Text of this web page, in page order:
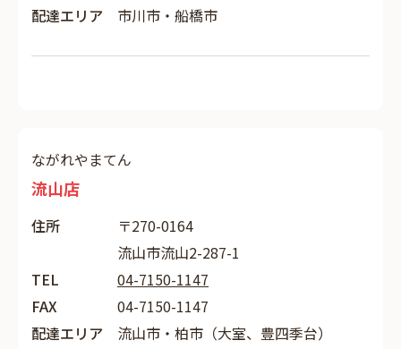
配達エリア 市川市・船橋市
ながれやまてん
流山店
住所
〒270-0164
流山市流山2-287-1
TEL
04-7150-1147
FAX
04-7150-1147
配達エリア
流山市・柏市（大室、豊四季台）